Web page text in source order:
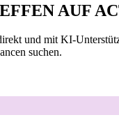
AUF
und mit KI-
suchen.
einfach, indem es
Matching, um dir in